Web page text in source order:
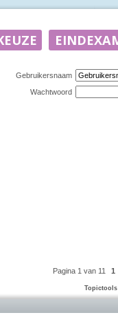
Gebruikersnaam
Wachtwoord
Pagina 1 van 11 1
Topictools